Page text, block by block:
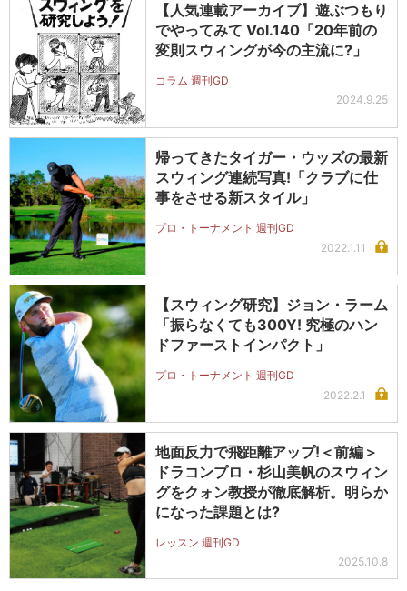
【人気連載アーカイブ】遊ぶつもり
でやってみて Vol.140「20年前の
変則スウィングが今の主流に?」
コラム 週刊GD
2024.9.25
帰ってきたタイガー・ウッズの最新
スウィング連続写真!「クラブに仕
事をさせる新スタイル」
プロ・トーナメント 週刊GD
2022.1.11
【スウィング研究】ジョン・ラーム
「振らなくても300Y! 究極のハン
ドファーストインパクト」
プロ・トーナメント 週刊GD
2022.2.1
地面反力で飛距離アップ!＜前編＞
ドラコンプロ・杉山美帆のスウィン
グをクォン教授が徹底解析。明らか
になった課題とは?
レッスン 週刊GD
2025.10.8